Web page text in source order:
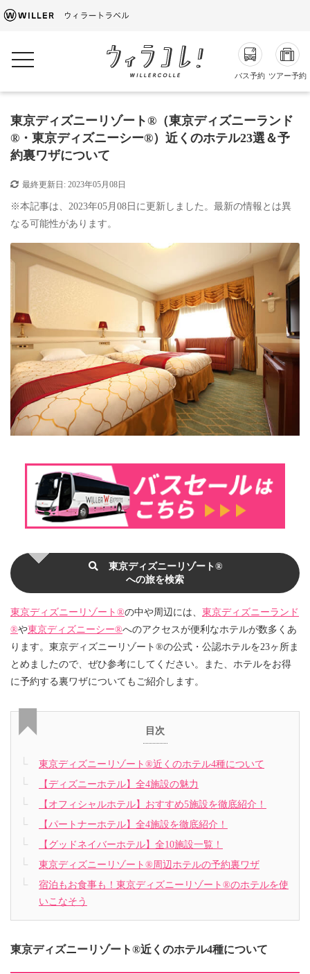
バス予約 ツアー予約
toggle navigation
東京ディズニーリゾート®（東京ディズニーランド
®・東京ディズニーシー®）近くのホテル23選＆予
約裏ワザについて
最終更新日: 2023年05月08日
※本記事は、2023年05月08日に更新しました。最新の情報とは異
なる可能性があります。
東京ディズニーリゾート®
への旅を検索
東京ディズニーリゾート®の中や周辺には、 東京ディズニーランド
®や東京ディズニーシー®へのアクセスが便利なホテルが数多くあ
ります。東京ディズニーリゾート®の公式・公認ホテルを23ヶ所ま
とめましたので、ぜひ参考にしてください。また、ホテルをお得
に予約する裏ワザについてもご紹介します。
目次
東京ディズニーリゾート®近くのホテル4種について
【ディズニーホテル】全4施設の魅力
【オフィシャルホテル】おすすめ5施設を徹底紹介！
【パートナーホテル】全4施設を徹底紹介！
【グッドネイバーホテル】全10施設一覧！
東京ディズニーリゾート®周辺ホテルの予約裏ワザ
宿泊もお食事も！東京ディズニーリゾート®のホテルを使
いこなそう
東京ディズニーリゾート®近くのホテル4種について